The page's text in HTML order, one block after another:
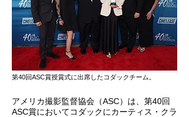
第40回ASC賞授賞式に出席したコダックチーム。
アメリカ撮影監督協会（ASC）は、第40回
ASC賞においてコダックにカーティス・クラ